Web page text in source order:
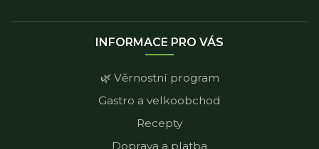
INFORMACE PRO VÁS
🌿 Věrnostní program
Gastro a velkoobchod
Recepty
Doprava a platba